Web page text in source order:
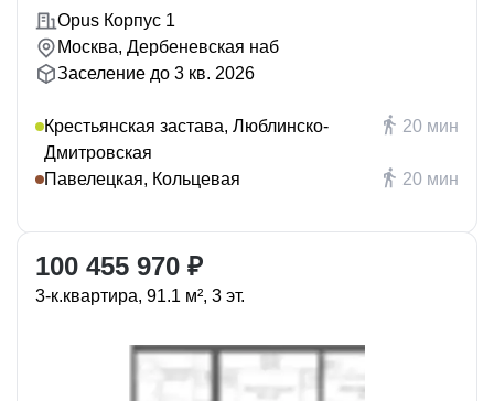
Opus Корпус 1
Москва, Дербеневская наб
Заселение до 3 кв. 2026
Крестьянская застава, Люблинско-
Дмитровская
20 мин
Павелецкая, Кольцевая 20 мин
100 455 970 ₽
3-к.квартира, 91.1 м², 3 эт.